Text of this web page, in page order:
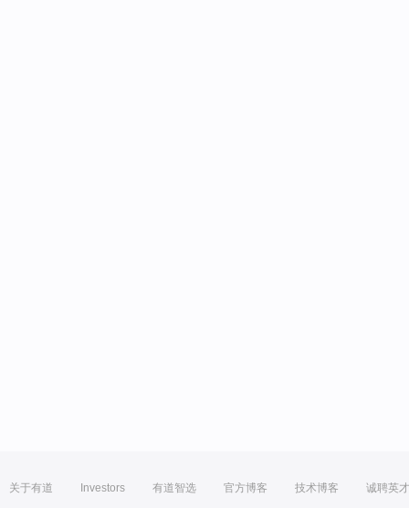
关于有道 Investors 有道智选 官方博客 技术博客 诚聘英才